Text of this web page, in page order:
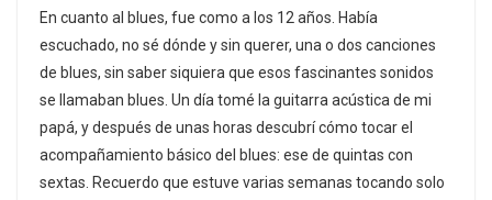
En cuanto al blues, fue como a los 12 años. Había
escuchado, no sé dónde y sin querer, una o dos canciones
de blues, sin saber siquiera que esos fascinantes sonidos
se llamaban blues. Un día tomé la guitarra acústica de mi
papá, y después de unas horas descubrí cómo tocar el
acompañamiento básico del blues: ese de quintas con
sextas. Recuerdo que estuve varias semanas tocando solo